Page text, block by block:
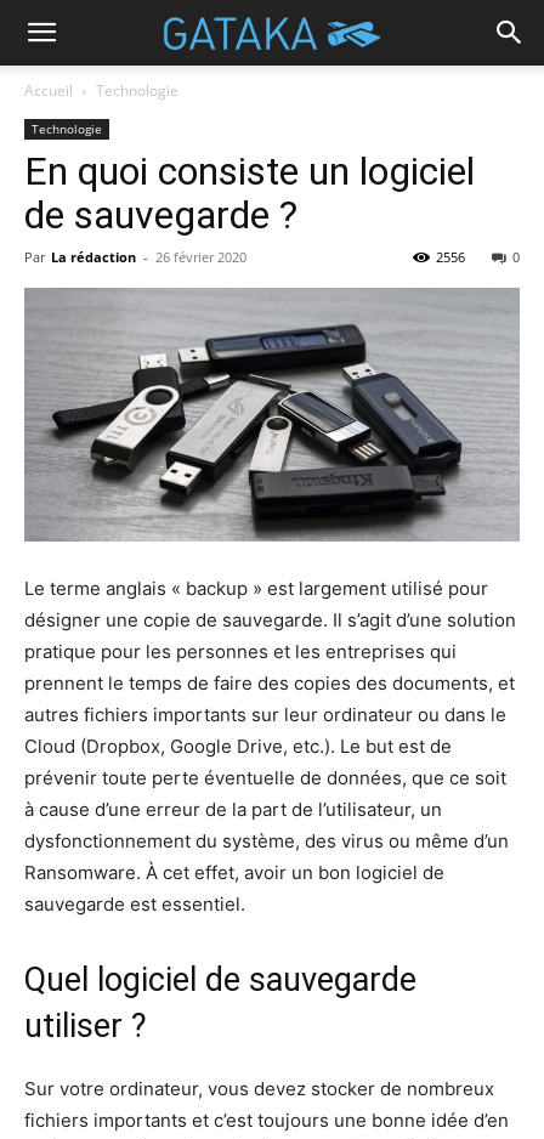
Accueil Technologie
Technologie
En quoi consiste un logiciel
de sauvegarde ?
Par La rédaction - 26 février 2020 0
2556
Le terme anglais « backup » est largement utilisé pour
désigner une copie de sauvegarde. Il s’agit d’une solution
pratique pour les personnes et les entreprises qui
prennent le temps de faire des copies des documents, et
autres fichiers importants sur leur ordinateur ou dans le
Cloud (Dropbox, Google Drive, etc.). Le but est de
prévenir toute perte éventuelle de données, que ce soit
à cause d’une erreur de la part de l’utilisateur, un
dysfonctionnement du système, des virus ou même d’un
Ransomware. À cet effet, avoir un bon logiciel de
sauvegarde est essentiel.
Quel logiciel de sauvegarde
utiliser ?
Sur votre ordinateur, vous devez stocker de nombreux
fichiers importants et c’est toujours une bonne idée d’en